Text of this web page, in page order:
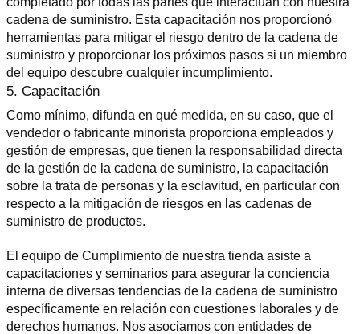
cadena de suministro. Esta capacitación nos proporcionó
herramientas para mitigar el riesgo dentro de la cadena de
suministro y proporcionar los próximos pasos si un miembro
del equipo descubre cualquier incumplimiento.
5. Capacitación
Como mínimo, difunda en qué medida, en su caso, que el
vendedor o fabricante minorista proporciona empleados y
gestión de empresas, que tienen la responsabilidad directa
de la gestión de la cadena de suministro, la capacitación
sobre la trata de personas y la esclavitud, en particular con
respecto a la mitigación de riesgos en las cadenas de
suministro de productos.
El equipo de Cumplimiento de nuestra tienda asiste a
capacitaciones y seminarios para asegurar la conciencia
interna de diversas tendencias de la cadena de suministro
específicamente en relación con cuestiones laborales y de
derechos humanos. Nos asociamos con entidades de